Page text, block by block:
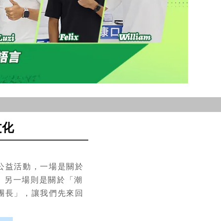
益活動，一場是關於
一場則是關於「潮
」，讓我們先來回